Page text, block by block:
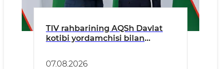
TIV rahbarining AQSh Davlat
kotibi yordamchisi bilan
07.08.2026